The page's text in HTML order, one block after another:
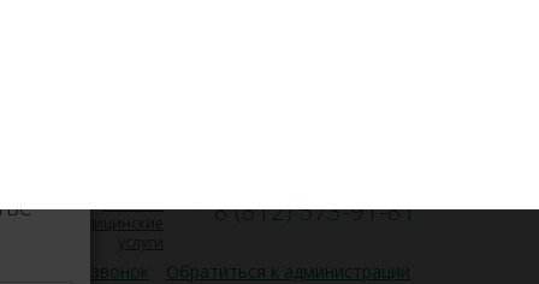
медицинские
услуги
8 (812) 573-91-81
обратный звонок Обратиться к администрации